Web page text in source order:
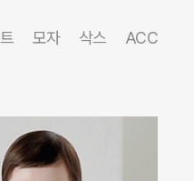
모자 삭스 ACC